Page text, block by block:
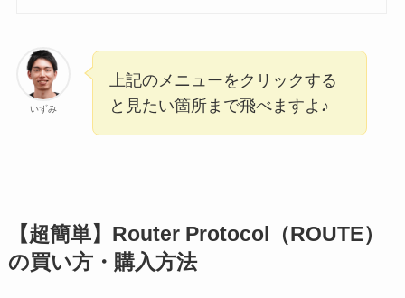
いずみ
上記のメニューをクリックする
と見たい箇所まで飛べますよ♪
【超簡単】Router Protocol（ROUTE）
の買い方・購入方法